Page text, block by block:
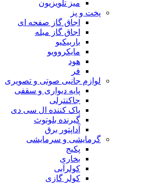
میز تلویزیون
پخت و پز
اجاق گاز صفحه ای
اجاق گاز مبله
باربیکیو
مایکروویو
هود
فر
لوازم جانبی صوتی و تصویری
پایه دیواری و سقفی
جاکنترلی
پاک کننده ال سی دی
گیرنده بلوتوث
آداپتور برق
گرمایشی و سرمایشی
پکیج
بخاری
کولرآبی
کولر گازی